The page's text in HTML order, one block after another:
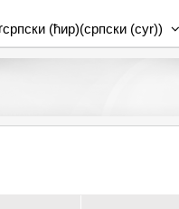
српски (ћир)(српски (cyr))